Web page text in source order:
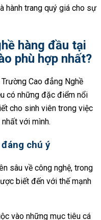
hành trang quý giá cho sự
hàng đầu tại
phù hợp nhất?
Cao đẳng Nghề
có những đặc điểm nổi
cho sinh viên trong việc
với mình.
chú ý
sâu về công nghệ, trong
biết đến với thế mạnh
vào những mục tiêu cá